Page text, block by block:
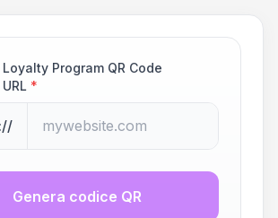
Program QR Code
*
Genera codice QR